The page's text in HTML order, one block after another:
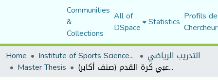
Communities
&
Collections
All of
DSpace Statistics Profils
Home
Institute of Sports Sciences and Techniques التدريب الرياضي
Master Thesis تأثير قرارات الحكام في أثارة السلوك العدواني لدى لاعبي كرة القدم (صنف أكابر)